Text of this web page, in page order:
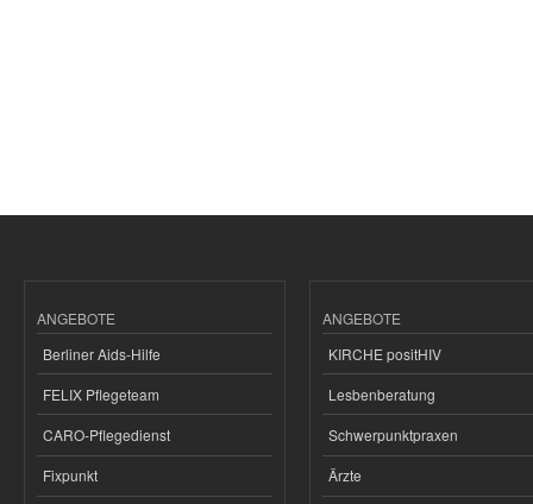
ANGEBOTE
Berliner Aids-Hilfe
FELIX Pflegeteam
CARO-Pflegedienst
Fixpunkt
ANGEBOTE
KIRCHE positHIV
Lesbenberatung
Schwerpunktpraxen
Ärzte